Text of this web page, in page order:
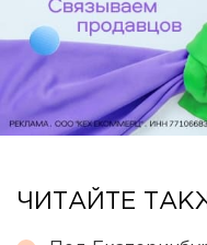
ЧИТАЙТЕ